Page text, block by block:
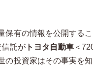
保有の情報を公開する
託が トヨタ自動車 ＜
の投資家はその事実を